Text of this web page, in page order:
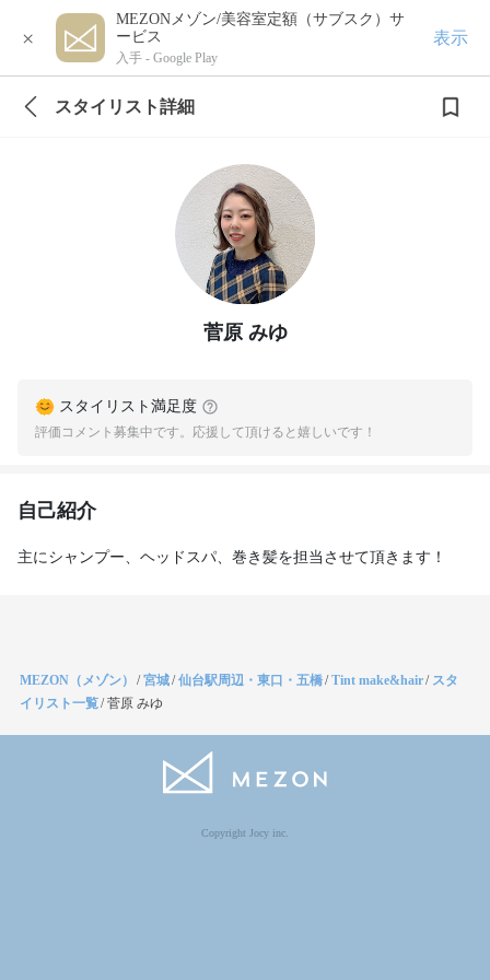
×
MEZONメゾン/美容室定額（サブスク）サ
ービス
入手 - Google Play
表示
スタイリスト詳細
菅原 みゆ
スタイリスト満足度
評価コメント募集中です。応援して頂けると嬉しいです！
自己紹介
主にシャンプー、ヘッドスパ、巻き髪を担当させて頂きます！
MEZON（メゾン） /宮城/仙台駅周辺・東口・五橋/Tint make&hair/ スタ
イリスト一覧/菅原 みゆ
Copyright Jocy inc.